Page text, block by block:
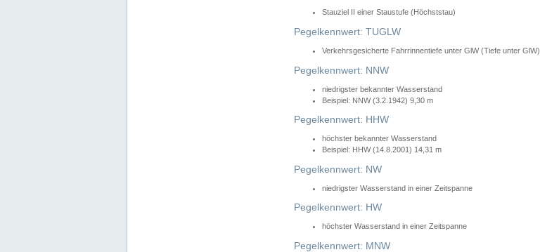
Stauziel II einer Staustufe (Höchststau)
Pegelkennwert: TUGLW
Verkehrsgesicherte Fahrrinnentiefe unter GlW (Tiefe unter GlW)
Pegelkennwert: NNW
niedrigster bekannter Wasserstand
Beispiel: NNW (3.2.1942) 9,30 m
Pegelkennwert: HHW
höchster bekannter Wasserstand
Beispiel: HHW (14.8.2001) 14,31 m
Pegelkennwert: NW
niedrigster Wasserstand in einer Zeitspanne
Pegelkennwert: HW
höchster Wasserstand in einer Zeitspanne
Pegelkennwert: MNW